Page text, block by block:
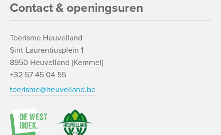
Contact & openingsuren
Toerisme Heuvelland
Sint-Laurentiusplein 1
8950 Heuvelland (Kemmel)
+32 57 45 04 55
toerisme@heuvelland.be